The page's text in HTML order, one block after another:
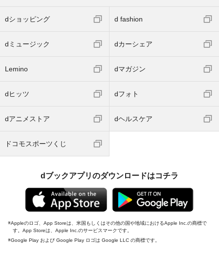
dショッピング d fashion
dミュージック dカーシェア
Lemino dマガジン
dヒッツ dフォト
dアニメストア dヘルスケア
ドコモスポーツくじ
dブックアプリのダウンロードはコチラ
Appleのロゴ、App Storeは、米国もしくはその他の国や地域におけるApple Inc.の商標で
す。App Storeは、Apple Inc.のサービスマークです。
Google Play および Google Play ロゴは Google LLC の商標です。